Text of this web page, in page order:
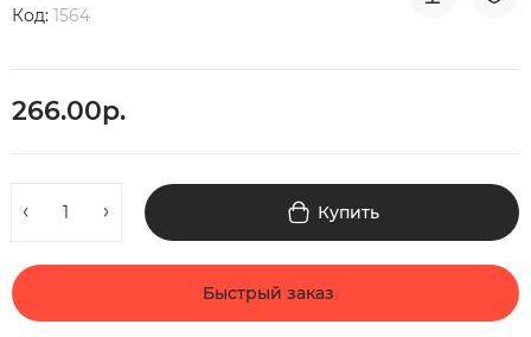
Код: 1564
266.00р.
Купить
Быстрый заказ